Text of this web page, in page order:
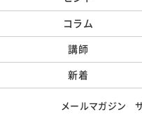
コラム
講師
新着
メールマガジン